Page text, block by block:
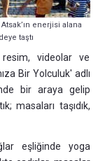
enerjisi alana
taştı
resim, videolar ve
Bir Yolculuk' adlı
bir araya gelip
masaları taşıdık,
eşliğinde yoga